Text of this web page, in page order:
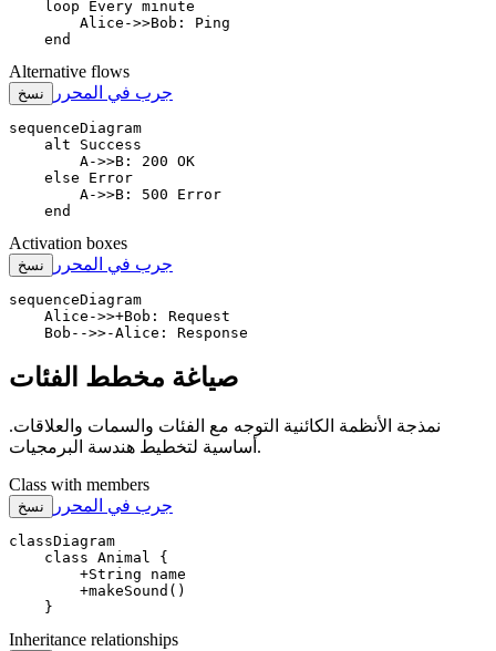
    loop Every minute
        Alice->>Bob: Ping
    end
Alternative flows
نسخ جرب في المحرر
sequenceDiagram
    alt Success
        A->>B: 200 OK
    else Error
        A->>B: 500 Error
    end
Activation boxes
نسخ جرب في المحرر
sequenceDiagram
    Alice->>+Bob: Request
    Bob-->>-Alice: Response
صياغة مخطط الفئات
نمذجة الأنظمة الكائنية التوجه مع الفئات والسمات والعلاقات.
أساسية لتخطيط هندسة البرمجيات.
Class with members
نسخ جرب في المحرر
classDiagram
    class Animal {
        +String name
        +makeSound()
    }
Inheritance relationships